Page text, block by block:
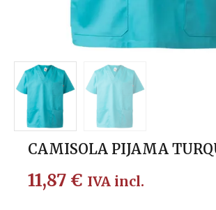
CAMISOLA PIJAMA
11,87 € IVA incl.